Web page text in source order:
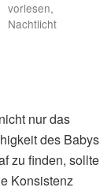
vorlesen,
Nachtlicht
nur das
des Babys
zu finden, sollte
Konsistenz